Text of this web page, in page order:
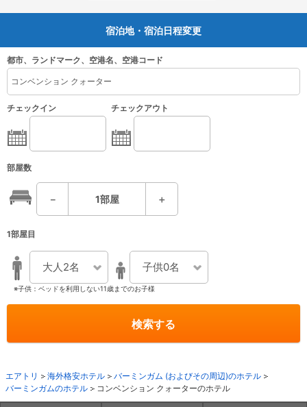
宿泊地・宿泊日程変更
都市、ランドマーク、空港名、空港コード
チェックイン チェックアウト
部屋数
－ 1部屋 ＋
1部屋目
大人2名 子供0名
※子供：ベッドを利用しない11歳までのお子様
検索する
エアトリ 海外格安ホテル
バーミンガム (およびその周辺)のホテル
バーミンガムのホテル
コンベンション クォーターのホテル